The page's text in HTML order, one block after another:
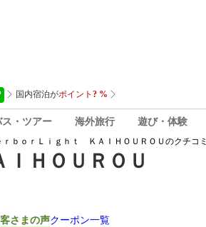
ス・ツアー 海外旅行 遊び・体験
ｒｂｏｒＬｉｇｈｔ ＫＡＩＨＯＵＲＯＵのクチコミ
ＨＯＵＲＯＵ
さまの声クーポン一覧